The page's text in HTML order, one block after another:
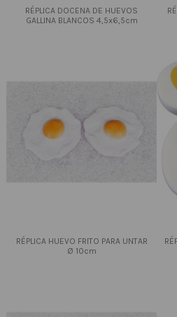
RÉPLICA DOCENA DE HUEVOS
GALLINA BLANCOS 4,5x6,5cm
RÉPLICA HUEVO FRITO PARA UNTAR
Ø 10cm